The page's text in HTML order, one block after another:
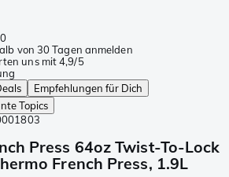
von 30 Tagen anmelden
uns mit 4,9/5
Empfehlungen für Dich
Topics
Press 64oz Twist-To-Lock
French Press, 1.9L